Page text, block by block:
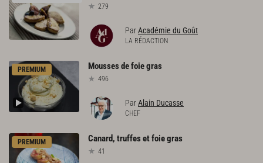
279
ParAcadémie du Goût
LA RÉDACTION
PREMIUM Moussesdefoiegras
496
ParAlain Ducasse
CHEF
PREMIUM Canard, truffesetfoiegras
41